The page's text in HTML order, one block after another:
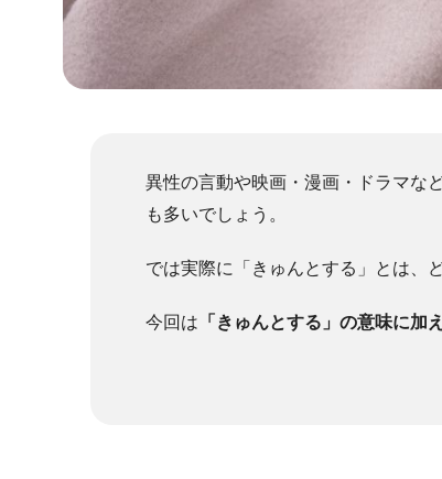
異性の言動や映画・漫画・ドラマな
も多いでしょう。
では実際に「きゅんとする」とは、
今回は 「きゅんとする」の意味に加